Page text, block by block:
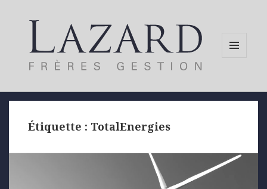
Étiquette : TotalEnergies